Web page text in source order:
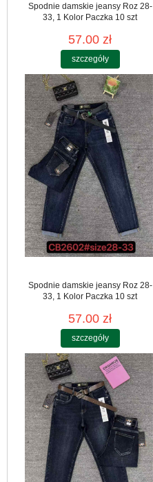
Spodnie damskie jeansy Roz 28-
33, 1 Kolor Paczka 10 szt
57.00 zł
szczegóły
Spodnie damskie jeansy Roz 28-
33, 1 Kolor Paczka 10 szt
57.00 zł
szczegóły